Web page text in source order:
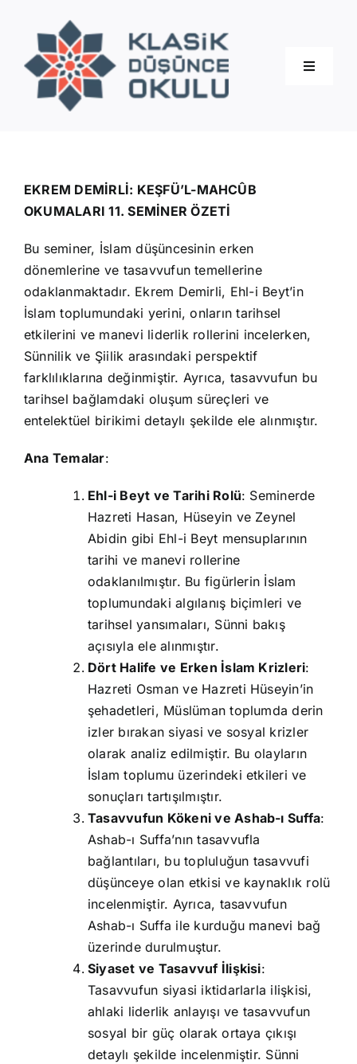
content
Toggle
Eğitimler
İletişim
EKREM DEMİRLİ: KEŞFÜ’L-MAHCÛB
OKUMALARI 11. SEMİNER ÖZETİ
Bu seminer, İslam düşüncesinin erken
dönemlerine ve tasavvufun temellerine
odaklanmaktadır. Ekrem Demirli, Ehl-i Beyt’in
İslam toplumundaki yerini, onların tarihsel
etkilerini ve manevi liderlik rollerini incelerken,
Sünnilik ve Şiilik arasındaki perspektif
farklılıklarına değinmiştir. Ayrıca, tasavvufun bu
tarihsel bağlamdaki oluşum süreçleri ve
entelektüel birikimi detaylı şekilde ele alınmıştır.
Ana Temalar:
Ehl-i Beyt ve Tarihi Rolü: Seminerde
Hazreti Hasan, Hüseyin ve Zeynel
Abidin gibi Ehl-i Beyt mensuplarının
tarihi ve manevi rollerine
odaklanılmıştır. Bu figürlerin İslam
toplumundaki algılanış biçimleri ve
tarihsel yansımaları, Sünni bakış
açısıyla ele alınmıştır.
Dört Halife ve Erken İslam Krizleri:
Hazreti Osman ve Hazreti Hüseyin’in
şehadetleri, Müslüman toplumda derin
izler bırakan siyasi ve sosyal krizler
olarak analiz edilmiştir. Bu olayların
İslam toplumu üzerindeki etkileri ve
sonuçları tartışılmıştır.
Tasavvufun Kökeni ve Ashab-ı Suffa:
Ashab-ı Suffa’nın tasavvufla
bağlantıları, bu topluluğun tasavvufi
düşünceye olan etkisi ve kaynaklık rolü
incelenmiştir. Ayrıca, tasavvufun
Ashab-ı Suffa ile kurduğu manevi bağ
üzerinde durulmuştur.
Siyaset ve Tasavvuf İlişkisi:
Tasavvufun siyasi iktidarlarla ilişkisi,
ahlaki liderlik anlayışı ve tasavvufun
sosyal bir güç olarak ortaya çıkışı
detaylı şekilde incelenmiştir. Sünni